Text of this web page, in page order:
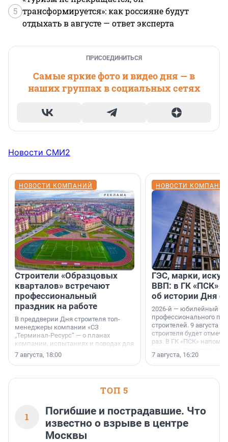
5 трансформируется»: как россияне будут
отдыхать в августе — ответ эксперта
ПРИСОЕДИНИТЬСЯ
Самые яркие фото и видео дня — в
наших группах в социальных сетях
Новости СМИ2
НОВОСТИ КОМПАНИЙ
Строители «Образцовых
кварталов» встречают
профессиональный
праздник на работе
В преддверии Дня строителя топ-
менеджеры компании «СЗ
„Терминал-Ресурс“ — о планах
компании, испытаниях и поводах для
осторожного оптимизма.
7 августа, 18:00
НОВОСТИ
ГЭС, марки,
ВВП: в ГК «ПСК»
об истории Дня
2026-й — юбилейный
профессионального
строителей. 9 августа
строителя будет
раз. В ГК «ПСК»
поменялась роль
7 августа, 16:20
ТОП 5
1
Погибшие и пострадавшие. Что
известно о взрыве в центре
Москвы